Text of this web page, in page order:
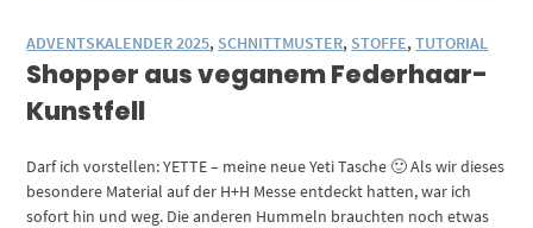
ADVENTSKALENDER 2025, SCHNITTMUSTER, STOFFE,TUTORIAL
Shopper aus veganem Federhaar-
Kunstfell
Darf ich vorstellen: YETTE – meine neue Yeti Tasche 🙂 Als wir dieses
besondere Material auf der H+H Messe entdeckt hatten, war ich
sofort hin und weg. Die anderen Hummeln brauchten noch etwas